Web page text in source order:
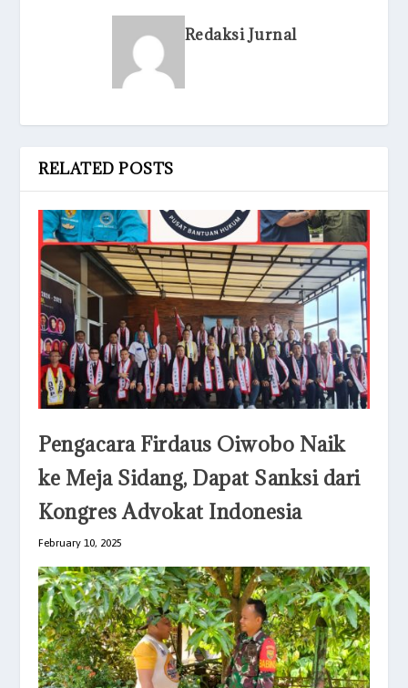
Redaksi Jurnal
RELATED POSTS
Pengacara Firdaus Oiwobo Naik
ke Meja Sidang, Dapat Sanksi dari
Kongres Advokat Indonesia
February 10, 2025